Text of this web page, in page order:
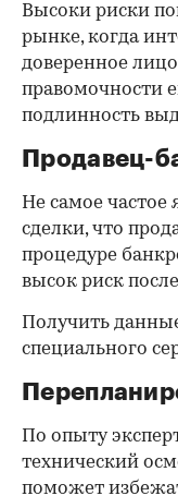
Высоки риски
рынке, когда
доверенное
правомочности
подлинность
Продавец-
Не самое частое
сделки, что
процедуре
высок риск
Получить
специального
По опыту
технический
поможет